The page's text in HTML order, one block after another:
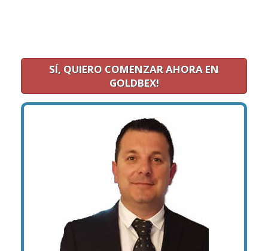
SÍ, QUIERO COMENZAR AHORA EN
GOLDBEX!